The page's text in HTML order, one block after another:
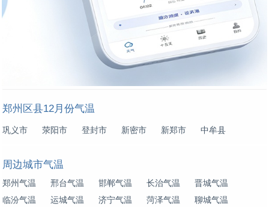
郑州区县12月份气温
巩义市 荥阳市 登封市 新密市 新郑市 中牟县
周边城市气温
郑州气温 邢台气温 邯郸气温 长治气温
晋城气温
临汾气温
运城气温 济宁气温 菏泽气温 聊城气温